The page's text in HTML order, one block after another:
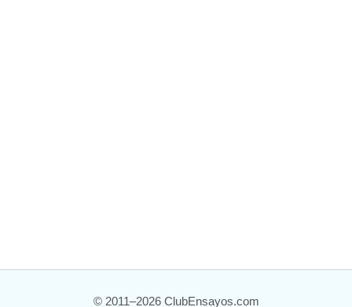
© 2011–2026 ClubEnsayos.com